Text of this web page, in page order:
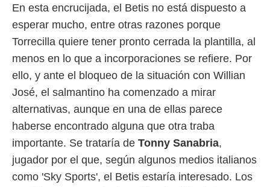
similares
como
este sitio
IP
de
posible
traten tus
en
En esta encrucijada, el Betis no está dispuesto a
esperar mucho, entre otras razones porque
Torrecilla quiere tener pronto cerrada la plantilla, al
menos en lo que a incorporaciones se refiere. Por
ello, y ante el bloqueo de la situación con Willian
José, el salmantino ha comenzado a mirar
alternativas, aunque en una de ellas parece
haberse encontrado alguna que otra traba
importante. Se trataría de Tonny Sanabria,
jugador por el que, según algunos medios italianos
como 'Sky Sports', el Betis estaría interesado. Los